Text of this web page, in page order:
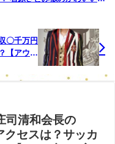
〇千万円
【アウト
司清和会長の
セスは？サッカ